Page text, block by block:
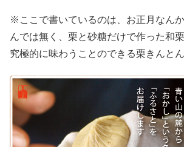
※ここで書いているのは、お正月なん
んでは無く、栗と砂糖だけで作った和
究極的に味わうことのできる栗きんとん